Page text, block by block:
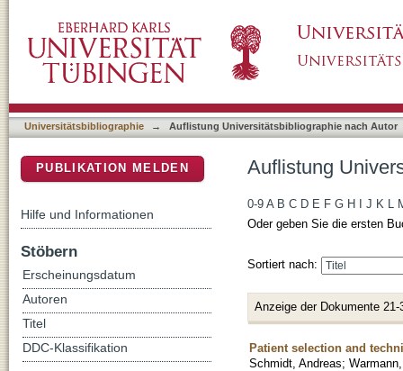
Universitätsbibliographie → Auflistung Universitätsbibliographie nach Autor
Auflistung
0-9 A B C D E F G H J K L
Oder geben Sie die ersten
Sortiert nach:
Anzeige der Dokumente 21-
Patient selection and
Schmidt, Andreas;
PUBLIKATION MELDEN
Hilfe und Informationen
Stöbern
Erscheinungsdatum
Autoren
Titel
DDC-Klassifikation